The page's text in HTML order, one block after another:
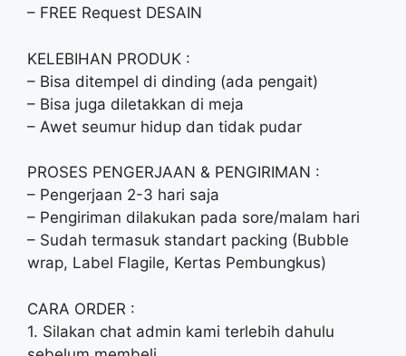
– FREE Request DESAIN
KELEBIHAN PRODUK :
– Bisa ditempel di dinding (ada pengait)
– Bisa juga diletakkan di meja
– Awet seumur hidup dan tidak pudar
PROSES PENGERJAAN & PENGIRIMAN :
– Pengerjaan 2-3 hari saja
– Pengiriman dilakukan pada sore/malam hari
– Sudah termasuk standart packing (Bubble
wrap, Label Flagile, Kertas Pembungkus)
CARA ORDER :
1. Silakan chat admin kami terlebih dahulu